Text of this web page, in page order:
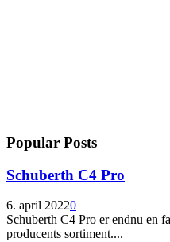
Popular Posts
Schuberth C4 Pro
6. april 20220
Schuberth C4 Pro er endnu en
producents sortiment....